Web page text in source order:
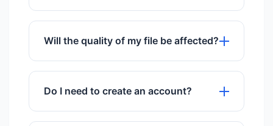
Yes, you can upload and process
multiple files simultaneously.
Will the quality of my file be affected?
We use advanced algorithms to ensure
maximum quality preservation.
Do I need to create an account?
No registration or sign-up is required to